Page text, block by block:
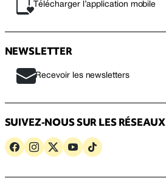
Télécharger l’application mobile
NEWSLETTER
Recevoir les newsletters
SUIVEZ-NOUS SUR LES RÉSEAUX